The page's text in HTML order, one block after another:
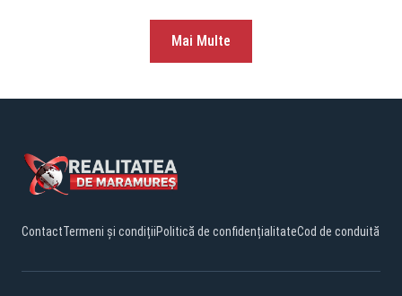
Mai Multe
ContactTermeni și condițiiPolitică de confidențialitateCod de conduită